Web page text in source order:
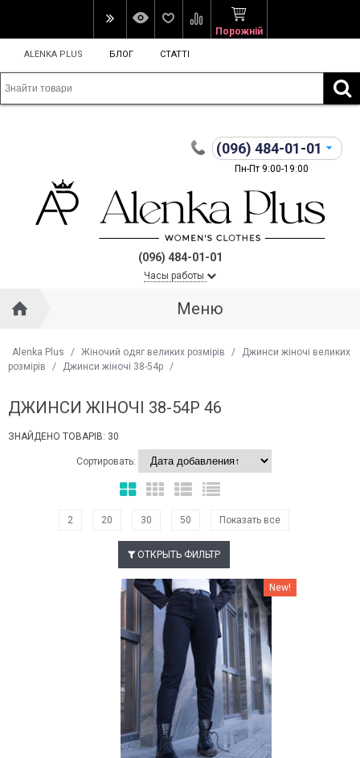
Порожній
ALENKA PLUS БЛОГ СТАТТІ
(096) 484-01-01
Пн-Пт 9:00-19:00
(096) 484-01-01
Часы работы
Меню
Alenka Plus / Жіночий одяг великих розмірів /
Джинси жіночі великих
розмірів
/ Джинси жіночі 38-54р /
ДЖИНСИ ЖІНОЧІ 38-54Р 46
ЗНАЙДЕНО ТОВАРІВ: 30
Сортировать:
2 20 30 50 Показать все
ОТКРЫТЬ ФИЛЬТР
Наклейки Варіант з % New!